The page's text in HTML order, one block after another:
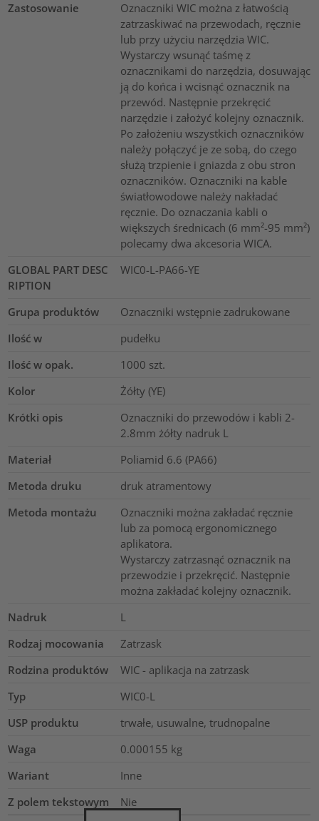
Zastosowanie
Oznaczniki WIC można z łatwością
zatrzaskiwać na przewodach, ręcznie
lub przy użyciu narzędzia WIC.
Wystarczy wsunąć taśmę z
oznacznikami do narzędzia, dosuwając
ją do końca i wcisnąć oznacznik na
przewód. Następnie przekręcić
narzędzie i założyć kolejny oznacznik.
Po założeniu wszystkich oznaczników
należy połączyć je ze sobą, do czego
służą trzpienie i gniazda z obu stron
oznaczników. Oznaczniki na kable
światłowodowe należy nakładać
ręcznie. Do oznaczania kabli o
większych średnicach (6 mm²-95 mm²)
polecamy dwa akcesoria WICA.
GLOBAL PART DESC
RIPTION
WIC0-L-PA66-YE
Grupa produktów
Oznaczniki wstępnie zadrukowane
Ilość w
pudełku
Ilość w opak.
1000 szt.
Kolor
Żółty (YE)
Krótki opis
Oznaczniki do przewodów i kabli 2-
2.8mm żółty nadruk L
Materiał
Poliamid 6.6 (PA66)
Metoda druku
druk atramentowy
Metoda montażu
Oznaczniki można zakładać ręcznie
lub za pomocą ergonomicznego
aplikatora.
Wystarczy zatrzasnąć oznacznik na
przewodzie i przekręcić. Następnie
można zakładać kolejny oznacznik.
Nadruk
L
Rodzaj mocowania
Zatrzask
Rodzina produktów
WIC - aplikacja na zatrzask
Typ
WIC0-L
USP produktu
trwałe, usuwalne, trudnopalne
Waga
0.000155 kg
Wariant
Inne
Z polem tekstowym
Nie